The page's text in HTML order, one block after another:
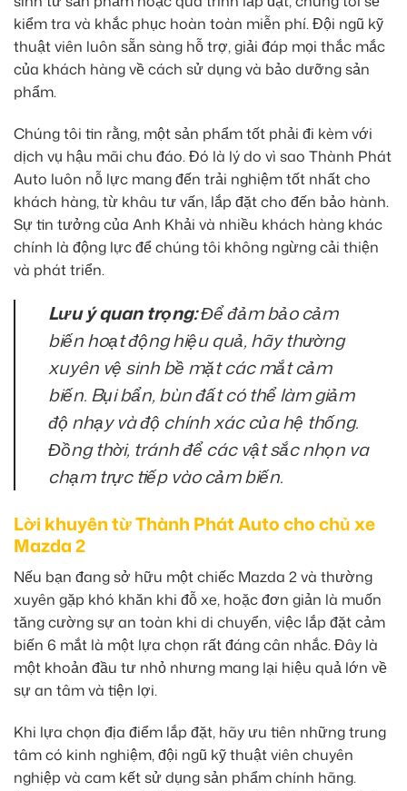
kiểm tra và khắc phục hoàn toàn miễn phí. Đội ngũ kỹ
thuật viên luôn sẵn sàng hỗ trợ, giải đáp mọi thắc mắc
của khách hàng về cách sử dụng và bảo dưỡng sản
phẩm.
Chúng tôi tin rằng, một sản phẩm tốt phải đi kèm với
dịch vụ hậu mãi chu đáo. Đó là lý do vì sao Thành Phát
Auto luôn nỗ lực mang đến trải nghiệm tốt nhất cho
khách hàng, từ khâu tư vấn, lắp đặt cho đến bảo hành.
Sự tin tưởng của Anh Khải và nhiều khách hàng khác
chính là động lực để chúng tôi không ngừng cải thiện
và phát triển.
Lưu ý quan trọng:Để đảm bảo cảm
biến hoạt động hiệu quả, hãy thường
xuyên vệ sinh bề mặt các mắt cảm
biến. Bụi bẩn, bùn đất có thể làm giảm
độ nhạy và độ chính xác của hệ thống.
Đồng thời, tránh để các vật sắc nhọn va
chạm trực tiếp vào cảm biến.
Lời khuyên từ Thành Phát Auto cho chủ xe
Mazda 2
Nếu bạn đang sở hữu một chiếc Mazda 2 và thường
xuyên gặp khó khăn khi đỗ xe, hoặc đơn giản là muốn
tăng cường sự an toàn khi di chuyển, việc lắp đặt cảm
biến 6 mắt là một lựa chọn rất đáng cân nhắc. Đây là
một khoản đầu tư nhỏ nhưng mang lại hiệu quả lớn về
sự an tâm và tiện lợi.
Khi lựa chọn địa điểm lắp đặt, hãy ưu tiên những trung
tâm có kinh nghiệm, đội ngũ kỹ thuật viên chuyên
nghiệp và cam kết sử dụng sản phẩm chính hãng.